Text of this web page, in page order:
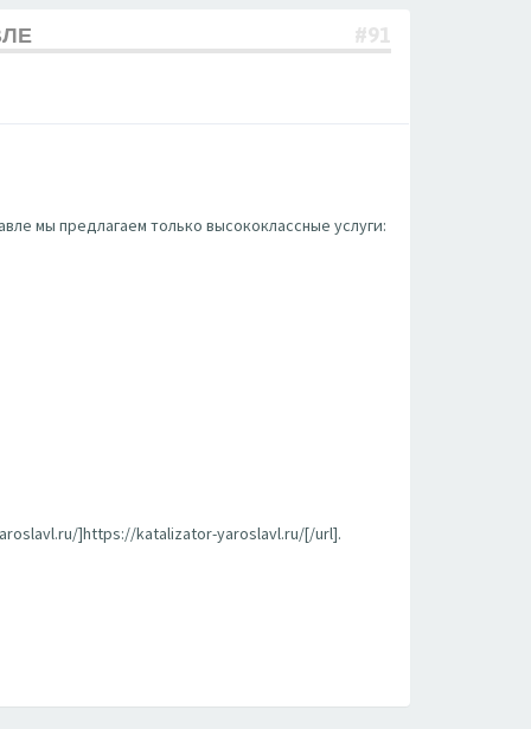
#91
мы предлагаем только высококлассные услуги:
]https://katalizator-yaroslavl.ru/[/url].